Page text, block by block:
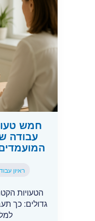
חמש
עבודה
ראיון
הטעויות
גדולים: כך